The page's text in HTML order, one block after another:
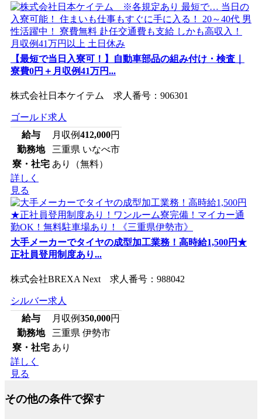
【最短で当日入寮可！】自動車部品の組み付け・検査｜
寮費0円＋月収例41万円...
株式会社日本ケイテム 求人番号：906301
ゴールド求人
給与
月収例412,000円
勤務地
三重県 いなべ市
寮・社宅 あり（無料）
詳しく
見る
大手メーカーでタイヤの成型加工業務！高時給1,500円★
正社員登用制度あり...
株式会社BREXA Next 求人番号：988042
シルバー求人
給与
月収例350,000円
勤務地
三重県 伊勢市
寮・社宅 あり
詳しく
見る
その他の条件で探す